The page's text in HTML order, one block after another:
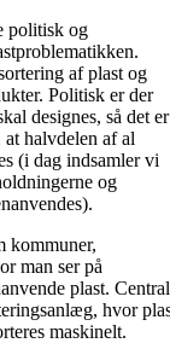
politisk og
af plast og
Politisk er der
designes, så det er
halvdelen af al
(i dag indsamler vi
og
kommuner,
man ser på
plast.
hvor
maskinelt.